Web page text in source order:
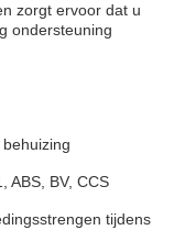
zorgt ervoor dat u
ondersteuning
ABS, BV, CCS
tijdens